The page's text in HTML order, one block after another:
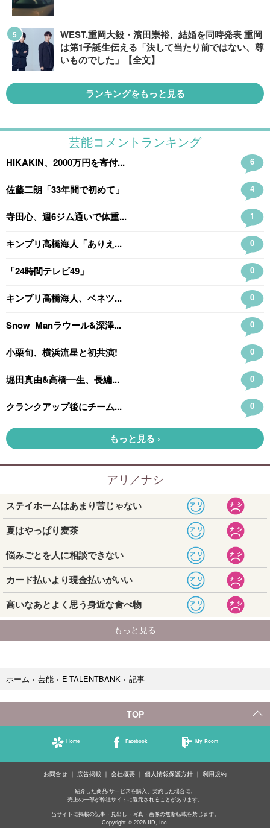
WEST.重岡大毅・濱田崇裕、結婚を同時発表 重岡
は第1子誕生伝える「決して当たり前ではない、尊
いものでした」【全文】
ランキングをもっと見る
ホーム › 芸能 › E-TALENTBANK › 記事
TOP
Home Facebook My Room
お問合せ 広告掲載 会社概要 個人情報保護方針 利用規約
紹介した商品/サービスを購入、契約した場合に、
売上の一部が弊社サイトに還元されることがあります。
当サイトに掲載の記事・見出し・写真・画像の無断転載を禁じます。
Copyright © 2026 IID, Inc.